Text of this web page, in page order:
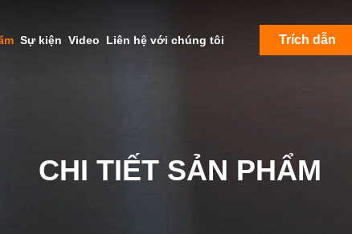
Sự kiện Video Liên hệ với chúng tôi Trích dẫn
CHI TIẾT SẢN PHẨM